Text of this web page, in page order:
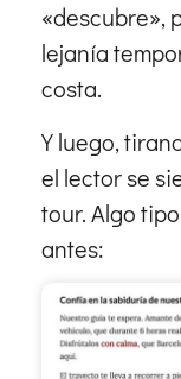
«descubre»,
lejanía
costa.
Y luego,
el lector se
tour. Algo
antes: